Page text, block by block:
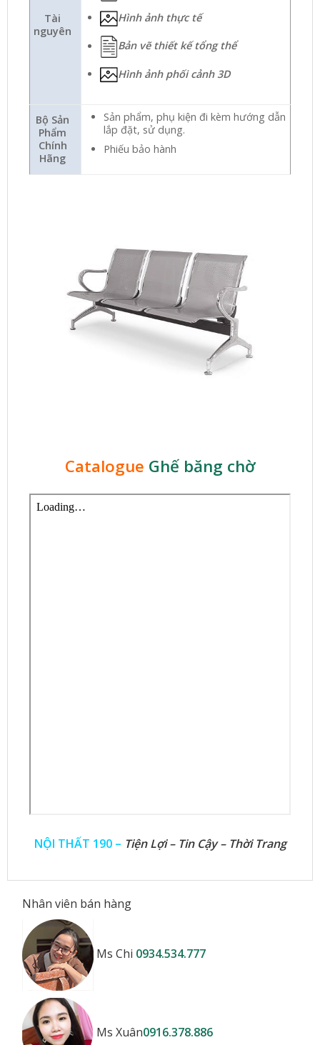
Tài
nguyên
Hình ảnh thực tế
Bản vẽ thiết kế tổng thể
Hình ảnh phối cảnh 3D
Bộ Sản
Phẩm
Chính
Hãng
Sản phẩm, phụ kiện đi kèm hướng dẫn
lắp đặt, sử dụng.
Phiếu bảo hành
Catalogue Ghế băng chờ
NỘI THẤT 190 – Tiện Lợi – Tin Cậy – Thời Trang
Nhân viên bán hàng
Ms Chi 0934.534.777
Ms Xuân0916.378.886